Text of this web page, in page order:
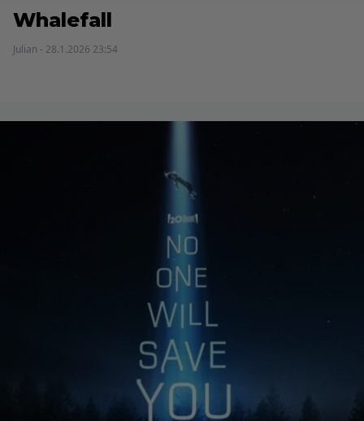
Whalefall
Julian - 28.1.2026 23:54